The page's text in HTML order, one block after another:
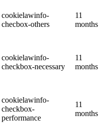
cookielawinfo-
checbox-others
11
months
cookielawinfo-
checkbox-necessary
11
months
cookielawinfo-
checkbox-
performance
11
months